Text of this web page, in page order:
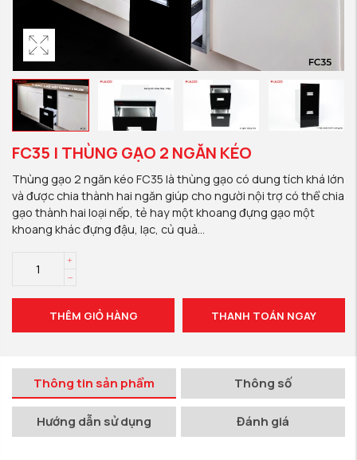
FC35 | THÙNG GẠO 2 NGĂN KÉO
Thùng gạo 2 ngăn kéo FC35 là thùng gạo có dung tích khá lớn
và được chia thành hai ngăn giúp cho người nội trợ có thể chia
gạo thành hai loại nếp, tẻ hay một khoang đựng gạo một
khoang khác đựng đậu, lạc, củ quả…
THÊM GIỎ HÀNG THANH TOÁN NGAY
Thông tin sản phẩm Thông số
Hướng dẫn sử dụng Đánh giá